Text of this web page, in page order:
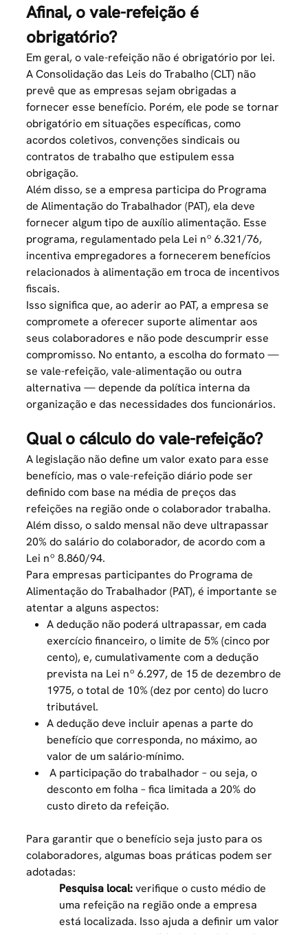
Afinal, o vale-refeição é
obrigatório?
Em geral, o vale-refeição não é obrigatório por lei.
A Consolidação das Leis do Trabalho (CLT) não
prevê que as empresas sejam obrigadas a
fornecer esse benefício. Porém, ele pode se tornar
obrigatório em situações específicas, como
acordos coletivos, convenções sindicais ou
contratos de trabalho que estipulem essa
obrigação.
Além disso, se a empresa participa do Programa
de Alimentação do Trabalhador (PAT), ela deve
fornecer algum tipo de auxílio alimentação. Esse
programa, regulamentado pela Lei nº 6.321/76,
incentiva empregadores a fornecerem benefícios
relacionados à alimentação em troca de incentivos
fiscais.
Isso significa que, ao aderir ao PAT, a empresa se
compromete a oferecer suporte alimentar aos
seus colaboradores e não pode descumprir esse
compromisso. No entanto, a escolha do formato —
se vale-refeição, vale-alimentação ou outra
alternativa — depende da política interna da
organização e das necessidades dos funcionários.
Qual o cálculo do vale-refeição?
A legislação não define um valor exato para esse
benefício, mas ovale-refeiçãodiário pode ser
definido com base na média de preços das
refeições na região onde o colaborador trabalha.
Além disso, o saldo mensal não deve ultrapassar
20% do salário do colaborador, de acordo com a
Lei nº 8.860/94.
Para empresas participantes do Programa de
Alimentação do Trabalhador (PAT), é importante se
atentar a alguns aspectos:
A dedução não poderá ultrapassar, em cada
exercício financeiro, o limite de 5% (cinco por
cento), e, cumulativamente com a dedução
prevista na Lei nº 6.297, de 15 de dezembro de
1975, o total de 10% (dez por cento) do lucro
tributável.
A dedução deve incluir apenas a parte do
benefício que corresponda, no máximo, ao
valor de um salário-mínimo.
A participação do trabalhador – ou seja, o
desconto em folha – fica limitada a 20% do
custo direto da refeição.
Para garantir que o benefício seja justo para os
colaboradores, algumas boas práticas podem ser
adotadas:
Pesquisa local:verifique o custo médio de
uma refeição na região onde a empresa
está localizada. Isso ajuda a definir um valor